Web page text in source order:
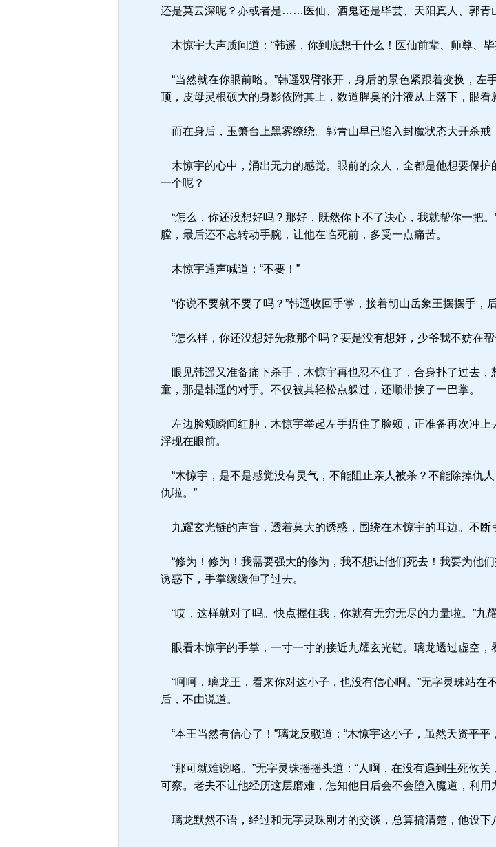
还是莫云深呢？亦或者是……医仙、酒鬼还是毕芸、天阳真人、郭青
木惊宇大声质问道：“韩遥，你到底想干什么！医仙前辈、师尊、
“当然就在你眼前咯。”韩遥双臂张开，身后的景色紧跟着变换，左
顶，皮母灵根硕大的身影依附其上，数道腥臭的汁液从上落下，眼看
而在身后，玉箫台上黑雾缭绕。郭青山早已陷入封魔状态大开杀戒
木惊宇的心中，涌出无力的感觉。眼前的众人，全都是他想要保
一个呢？
“怎么，你还没想好吗？那好，既然你下不了决心，我就帮你一把
膛，最后还不忘转动手腕，让他在临死前，多受一点痛苦。
木惊宇通声喊道：“不要！”
“你说不要就不要了吗？”韩遥收回手掌，接着朝山岳象王摆摆手，
“怎么样，你还没想好先救那个吗？要是没有想好，少爷我不妨在帮
眼见韩遥又准备痛下杀手，木惊宇再也忍不住了，合身扑了过去
童，那是韩遥的对手。不仅被其轻松点躲过，还顺带挨了一巴掌。
左边脸颊瞬间红肿，木惊宇举起左手捂住了脸颊，正准备再次冲上
浮现在眼前。
“木惊宇，是不是感觉没有灵气，不能阻止亲人被杀？不能除掉仇
仇啦。”
九耀玄光链的声音，透着莫大的诱惑，围绕在木惊宇的耳边。不断
“修为！修为！我需要强大的修为，我不想让他们死去！我要为他
诱惑下，手掌缓缓伸了过去。
“哎，这样就对了吗。快点握住我，你就有无穷无尽的力量啦。”九
眼看木惊宇的手掌，一寸一寸的接近九耀玄光链。璃龙透过虚空，
“呵呵，璃龙王，看来你对这小子，也没有信心啊。”无字灵珠站在
后，不由说道。
“本王当然有信心了！”璃龙反驳道：“木惊宇这小子，虽然天资平
“那可就难说咯。”无字灵珠摇摇头道：“人啊，在没有遇到生死攸
可察。老夫不让他经历这层磨难，怎知他日后会不会堕入魔道，利
璃龙默然不语，经过和无字灵珠刚才的交谈，总算搞清楚，他设下